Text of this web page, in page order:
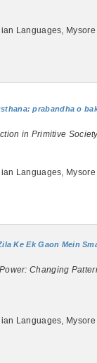
Languages, Mysore
prabandha o
in Primitive
Languages, Mysore
Ke Ek Gaon Mein
Changing
Languages, Mysore